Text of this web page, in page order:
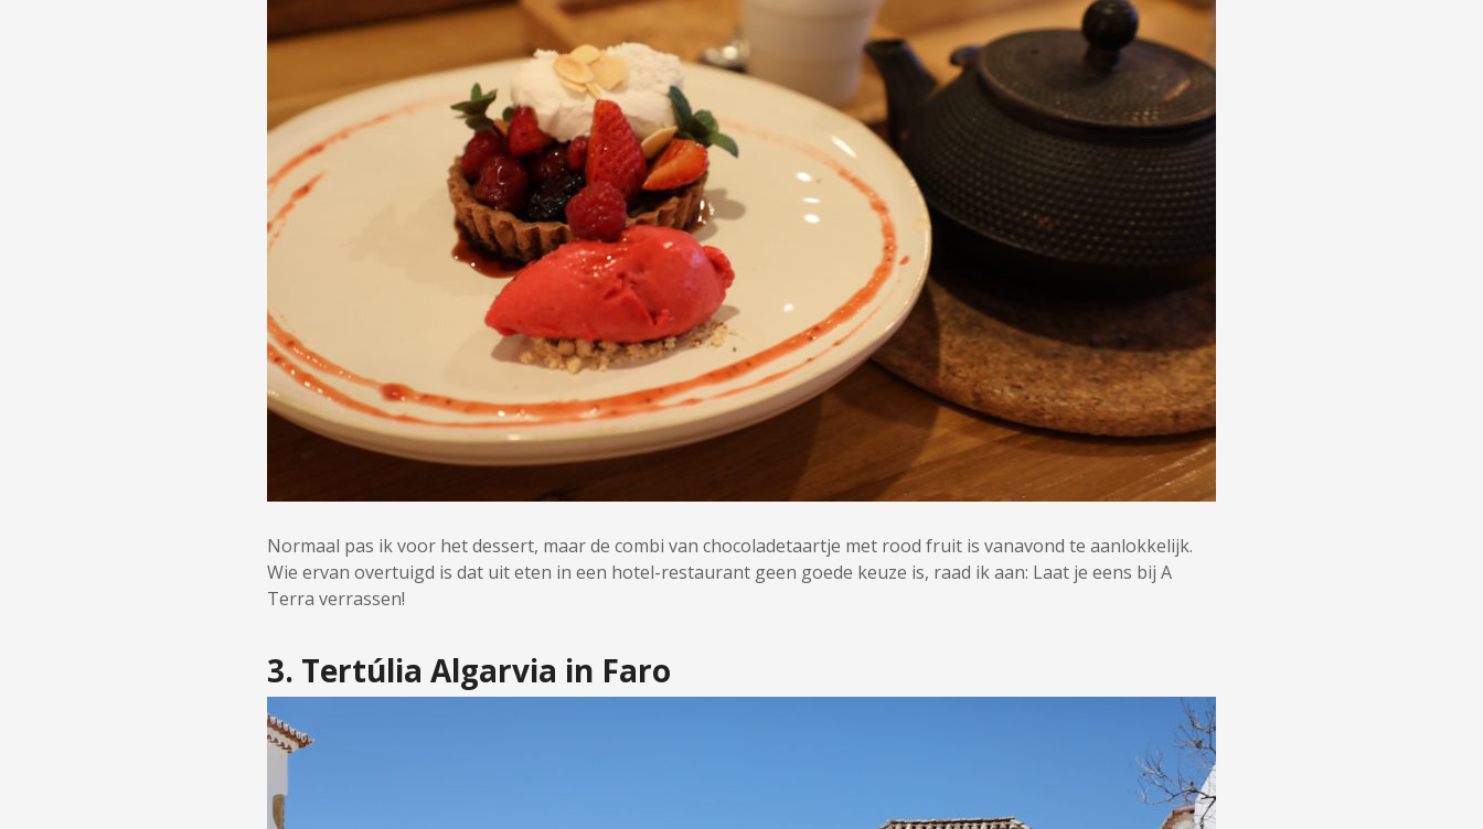
Normaal pas ik voor het dessert, maar de combi van chocoladetaartje met rood fruit is vanavond te aanlokkelijk.
Wie ervan overtuigd is dat uit eten in een hotel-restaurant geen goede keuze is, raad ik aan: Laat je eens bij A
Terra verrassen!
3. Tertúlia Algarvia in Faro